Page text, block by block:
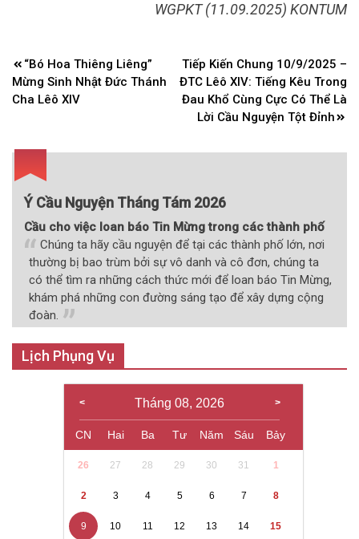
WGPKT (11.09.2025) KONTUM
Điều
hướng
bài
“Bó Hoa Thiêng Liêng”
Mừng Sinh Nhật Đức Thánh
Cha Lêô XIV
Tiếp Kiến Chung 10/9/2025 –
ĐTC Lêô XIV: Tiếng Kêu Trong
Đau Khổ Cùng Cực Có Thể Là
Lời Cầu Nguyện Tột Đỉnh
Ý Cầu Nguyện Tháng Tám 2026
Cầu cho việc loan báo Tin Mừng trong các thành phố
Chúng ta hãy cầu nguyện để tại các thành phố lớn, nơi
thường bị bao trùm bởi sự vô danh và cô đơn, chúng ta
có thể tìm ra những cách thức mới để loan báo Tin Mừng,
khám phá những con đường sáng tạo để xây dựng cộng
đoàn.
Lịch Phụng Vụ
Tháng 08, 2026
CN Hai Ba Tư Năm Sáu Bảy
26 27 28 29 30 31 1
2 3 4 5 6 7 8
9 10 11 12 13 14 15